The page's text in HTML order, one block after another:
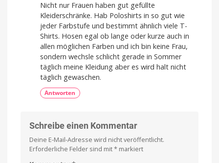
Nicht nur Frauen haben gut gefüllte
Kleiderschränke. Hab Poloshirts in so gut wie
jeder Farbstufe und bestimmt ähnlich viele T-
Shirts. Hosen egal ob lange oder kurze auch in
allen möglichen Farben und ich bin keine Frau,
sondern wechsle schlicht gerade in Sommer
täglich meine Kleidung aber es wird halt nicht
täglich gewaschen.
Antworten
Schreibe einen Kommentar
Deine E-Mail-Adresse wird nicht veröffentlicht.
Erforderliche Felder sind mit* markiert